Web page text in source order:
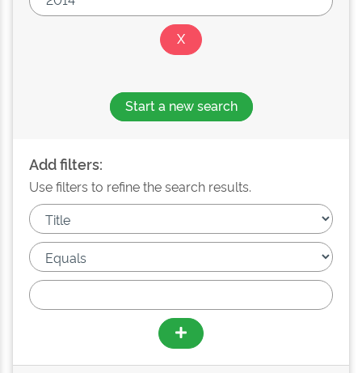
Start a new search
Add filters:
Use filters to refine the search results.